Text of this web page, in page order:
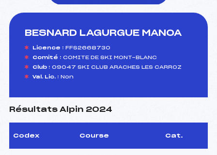
BESNARD LAGURGUE MANOA
Licence : FFS2668730
Comité : COMITE DE SKI MONT-BLANC
Club : 09047 SKI CLUB ARACHES LES CARROZ
Val. Lic. : Non
Résultats Alpin 2024
Codex Course Cat.